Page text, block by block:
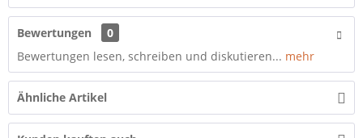
Bewertungen
0
Bewertungen lesen, schreiben und diskutieren... mehr
Ähnliche Artikel